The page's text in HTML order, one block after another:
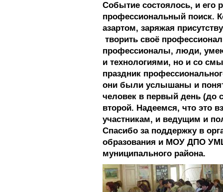
Событие состоялось, и его
профессиональный поиск.
азартом, заряжая
творить своё
профессионалы, люди,
и технологиями, но и со
праздник
они были услышаны и
человек в первый день (до
второй. Надеемся, что это
участникам, и ведущим и
Спасибо за поддержку в
образования и МОУ ДПО
муниципального района.